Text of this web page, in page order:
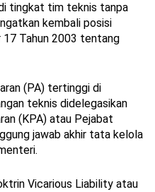
tingkat tim teknis tanpa
kembali posisi
17 Tahun 2003 tentang
(PA) tertinggi di
teknis didelegasikan
(KPA) atau Pejabat
jawab akhir tata kelola
Vicarious Liability atau